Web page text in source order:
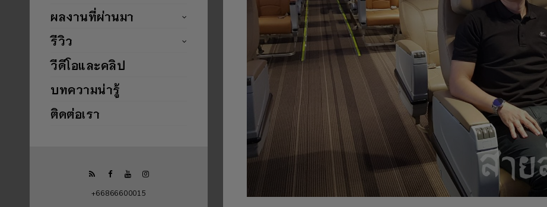
ผลงานที่ผ่านมา
รีวิว
วีดีโอและคลิป
บทความน่ารู้
ติดต่อเรา
+66866600015